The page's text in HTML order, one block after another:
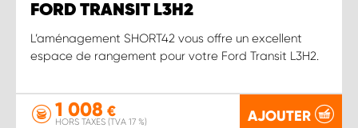
FORD TRANSIT L3H2
L’aménagement SHORT42 vous offre un excellent
espace de rangement pour votre Ford Transit L3H2.
1 008 €
HORS TAXES (TVA 17 %) AJOUTER